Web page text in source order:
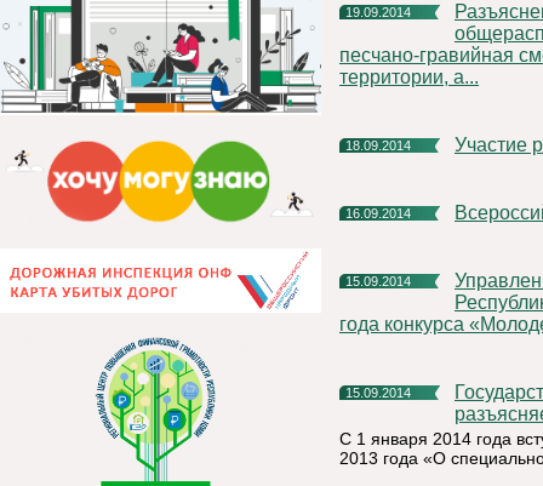
19.09.2014
Разъяснение порядка использования
песчано-гравийная
территории, а...
18.09.2014
16.09.2014
15.09.2014
Управление государственной гражданской службы
года конкурса
15.09.2014
Государственная инспекция труда в Республике Коми
С 1 января 2014 года
2013 года «О